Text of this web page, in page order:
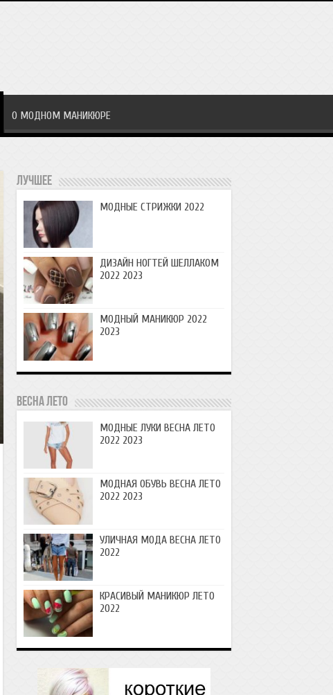
О МОДНОМ МАНИКЮРЕ
Лучшее
МОДНЫЕ СТРИЖКИ 2022
ДИЗАЙН НОГТЕЙ ШЕЛЛАКОМ
2022 2023
МОДНЫЙ МАНИКЮР 2022
2023
Весна лето
МОДНЫЕ ЛУКИ ВЕСНА ЛЕТО
2022 2023
МОДНАЯ ОБУВЬ ВЕСНА ЛЕТО
2022 2023
УЛИЧНАЯ МОДА ВЕСНА ЛЕТО
2022
КРАСИВЫЙ МАНИКЮР ЛЕТО
2022